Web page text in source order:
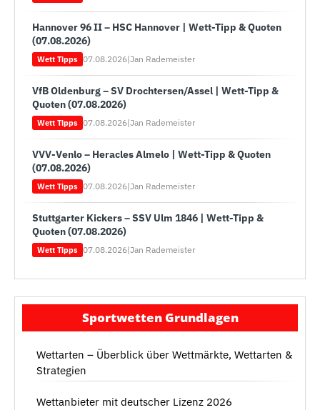
Hannover 96 II – HSC Hannover | Wett-Tipp & Quoten
(07.08.2026)
Wett Tipps 07.08.2026|Jan Rademeister
VfB Oldenburg – SV Drochtersen/Assel | Wett-Tipp &
Quoten (07.08.2026)
Wett Tipps 07.08.2026|Jan Rademeister
VVV-Venlo – Heracles Almelo | Wett-Tipp & Quoten
(07.08.2026)
Wett Tipps 07.08.2026|Jan Rademeister
Stuttgarter Kickers – SSV Ulm 1846 | Wett-Tipp &
Quoten (07.08.2026)
Wett Tipps 07.08.2026|Jan Rademeister
Sportwetten Grundlagen
Wettarten – Überblick über Wettmärkte, Wettarten &
Strategien
Wettanbieter mit deutscher Lizenz 2026